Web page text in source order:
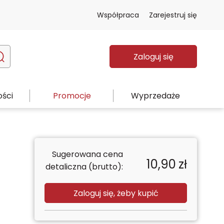
Współpraca Zarejestruj się
Zaloguj się
Promocje Wyprzedaże
Sugerowana cena
detaliczna (brutto):
10,90 zł
Zaloguj się, żeby kupić